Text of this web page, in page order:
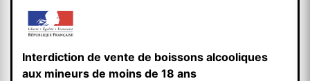
Interdiction de vente de boissons alcooliques
aux mineurs de moins de 18 ans